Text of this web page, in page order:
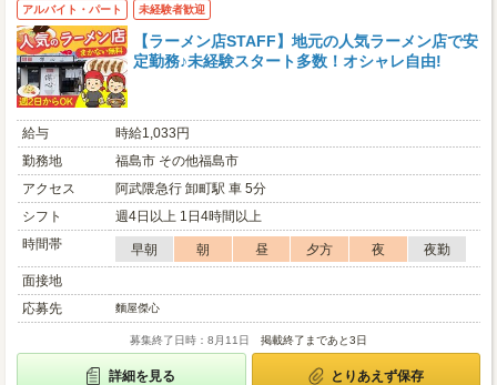
アルバイト・パート 未経験者歓迎
【ラーメン店STAFF】地元の人気ラーメン店で安
定勤務♪未経験スタート多数！オシャレ自由!
給与
時給1,033円
勤務地
福島市 その他福島市
アクセス
阿武隈急行 卸町駅 車 5分
シフト
週4日以上 1日4時間以上
時間帯
早朝 朝 昼 夕方 夜
夜勤
面接地
応募先
麵屋傑心
募集終了日時：8月11日 掲載終了まであと3日
詳細を見る とりあえず保存